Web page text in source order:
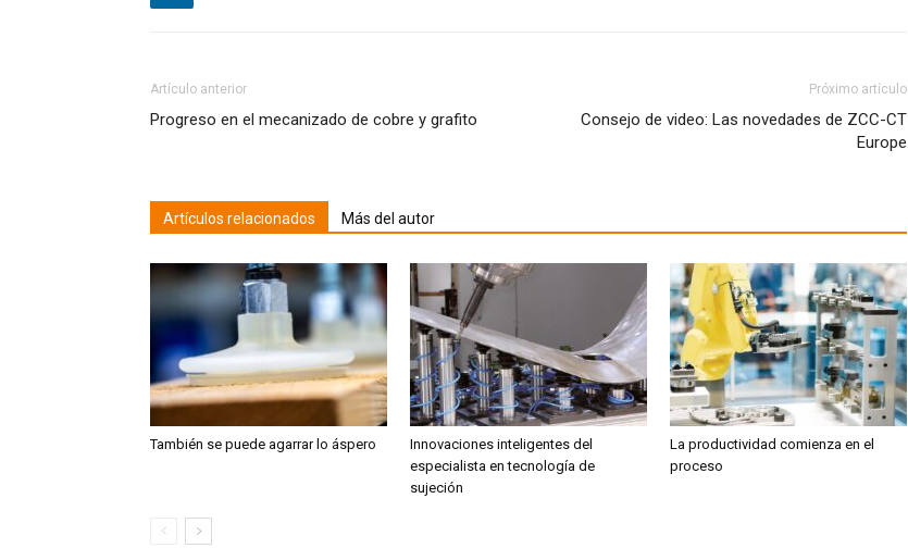
Artículo anterior
Progreso en el mecanizado de cobre y grafito
Próximo artículo
Consejo de video: Las novedades de ZCC-CT
Europe
Artículos relacionados Más del autor
También se puede agarrar lo áspero
Innovaciones inteligentes del
especialista en tecnología de
sujeción
La productividad comienza en el
proceso